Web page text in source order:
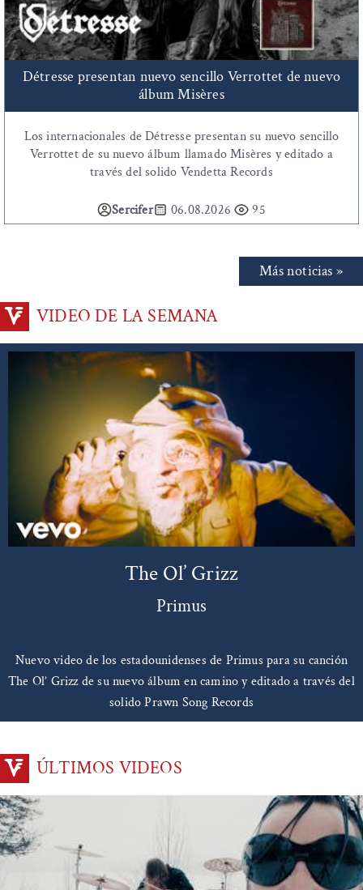
Détresse presentan nuevo sencillo Verrottet de nuevo
álbum Misères
Los internacionales de Détresse presentan su nuevo sencillo
Verrottet de su nuevo álbum llamado Misères y editado a
través del solido Vendetta Records
Sercifer 06.08.2026 95
Más noticias »
VIDEO DE LA SEMANA
The Ol’ Grizz
Primus
Nuevo video de los estadounidenses de Primus para su canción
The Ol’ Grizz de su nuevo álbum en camino y editado a través del
solido Prawn Song Records
ÚLTIMOS VIDEOS